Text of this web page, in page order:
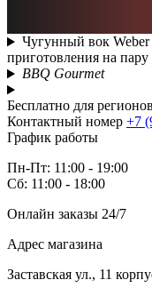
Чугунный вок Weber
приготовления на пару
BBQ Gourmet
Бесплатно для регионов
Контактный номер +7
График работы
Пн-Пт: 11:00 - 19:00
Сб: 11:00 - 18:00
Онлайн заказы 24/7
Адрес магазина
Заставская ул., 11